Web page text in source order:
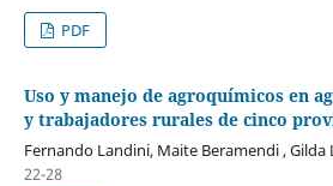
PDF
Uso y manejo de agroquímicos en
y trabajadores rurales de cinco
Fernando Landini, Maite Beramendi , Gilda
22-28